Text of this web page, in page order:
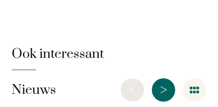
Ook interessant
Nieuws >
<